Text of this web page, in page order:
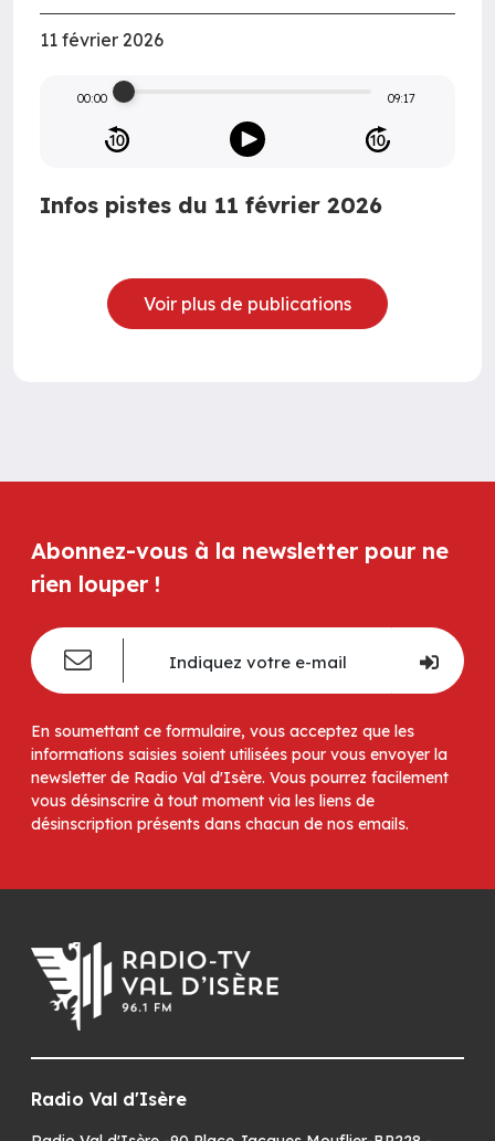
11 février 2026
00:00 09:17
Infos pistes du 11 février 2026
Voir plus de publications
Abonnez-vous à la newsletter pour ne
rien louper !
En soumettant ce formulaire, vous acceptez que les
informations saisies soient utilisées pour vous envoyer la
newsletter de Radio Val d'Isère. Vous pourrez facilement
vous désinscrire à tout moment via les liens de
désinscription présents dans chacun de nos emails.
Radio Val d'Isère